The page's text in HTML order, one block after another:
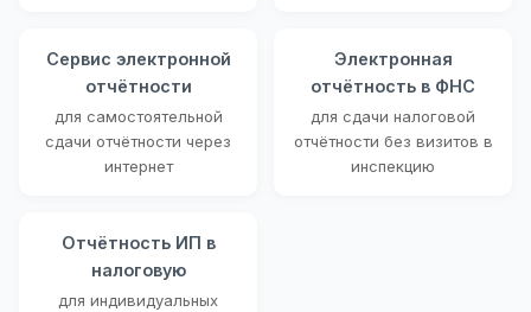
Сервис электронной
отчётности
для самостоятельной
сдачи отчётности через
интернет
Электронная
отчётность в ФНС
для сдачи налоговой
отчётности без визитов в
инспекцию
Отчётность ИП в
налоговую
для индивидуальных